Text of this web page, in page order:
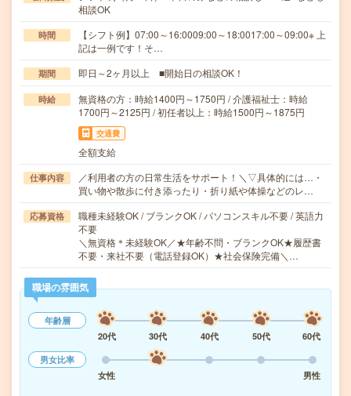
相談OK
時間
【シフト例】07:00～16:0009:00～18:0017:00～09:00※ 上
記は一例です！そ…
期間 即日～2ヶ月以上 ■開始日の相談OK！
時給
無資格の方：時給1400円～1750円 / 介護福祉士：時給
1700円～2125円 / 初任者以上：時給1500円～1875円
交通費
全額支給
仕事内容
／利用者の方の日常生活をサポート！＼▽具体的には…・
買い物や散歩に付き添ったり・折り紙や体操などのレ…
応募資格
職種未経験OK / ブランクOK / パソコンスキル不要 / 英語力
不要
＼無資格＊未経験OK／★年齢不問・ブランクOK★履歴書
不要・来社不要（電話登録OK）★社会保険完備＼…
職場の雰囲気
年齢層
20代
30代 40代 50代
60代
男女比率
女性
男性